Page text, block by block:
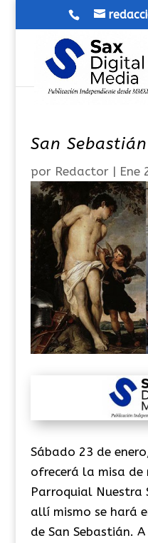
San
por Redactor| Ene
Sábado 23 de
ofrecerá la misa de
Parroquial Nuestra
allí mismo se hará
de San Sebastián.